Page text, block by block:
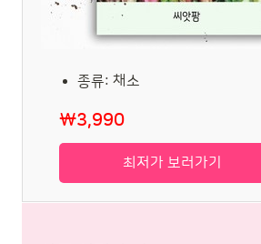
종류: 채소
₩3,990
최저가 보러가기